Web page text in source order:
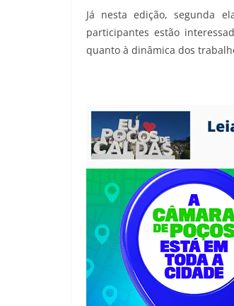
Já nesta edição, segunda
participantes estão
quanto à dinâmica dos